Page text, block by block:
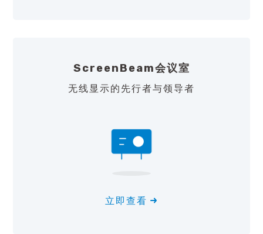
ScreenBeam会议室
无线显示的先行者与领导者
立即查看